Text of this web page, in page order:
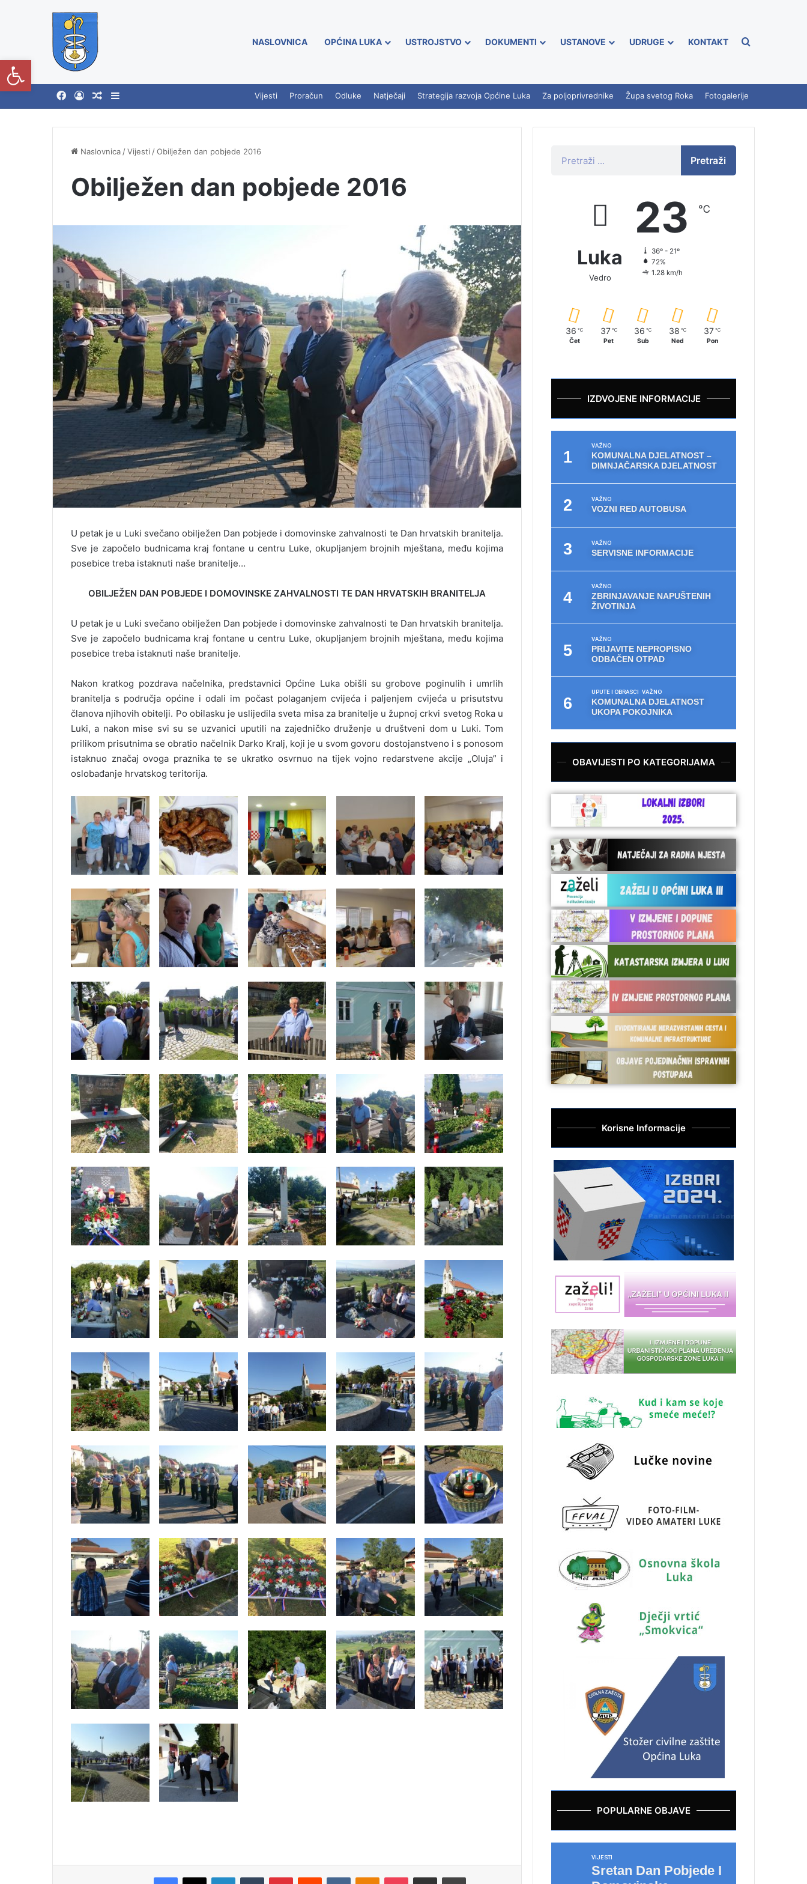
NASLOVNICA OPĆINA LUKA USTROJSTVO DOKUMENTI USTANOVE UDRUGE KONTAKT
Vijesti Proračun Odluke Natječaji Strategija razvoja Općine Luka Za poljoprivrednike Župa svetog Roka Fotogalerije
Naslovnica /Vijesti /Obilježen dan pobjede 2016
Obilježen dan pobjede 2016
U petak je u Luki svečano obilježen Dan pobjede i domovinske zahvalnosti te Dan hrvatskih branitelja.
Sve je započelo budnicama kraj fontane u centru Luke, okupljanjem brojnih mještana, među kojima
posebice treba istaknuti naše branitelje…
OBILJEŽEN DAN POBJEDE I DOMOVINSKE ZAHVALNOSTI TE DAN HRVATSKIH BRANITELJA
U petak je u Luki svečano obilježen Dan pobjede i domovinske zahvalnosti te Dan hrvatskih branitelja.
Sve je započelo budnicama kraj fontane u centru Luke, okupljanjem brojnih mještana, među kojima
posebice treba istaknuti naše branitelje.
Nakon kratkog pozdrava načelnika, predstavnici Općine Luka obišli su grobove poginulih i umrlih
branitelja s područja općine i odali im počast polaganjem cvijeća i paljenjem cvijeća u prisutstvu
članova njihovih obitelji. Po obilasku je uslijedila sveta misa za branitelje u župnoj crkvi svetog Roka u
Luki, a nakon mise svi su se uzvanici uputili na zajedničko druženje u društveni dom u Luki. Tom
prilikom prisutnima se obratio načelnik Darko Kralj, koji je u svom govoru dostojanstveno i s ponosom
istaknuo značaj ovoga praznika te se ukratko osvrnuo na tijek vojno redarstvene akcije „Oluja” i
oslobađanje hrvatskog teritorija.
Pretraži
Luka
Vedro
23 ℃
36º - 21º
72%
1.28 km/h
36 ℃
Čet
37 ℃
Pet
36 ℃
Sub
38 ℃
Ned
37 ℃
Pon
IZDVOJENE INFORMACIJE
VAŽNO
KOMUNALNA DJELATNOST –
DIMNJAČARSKA DJELATNOST
VAŽNO
VOZNI RED AUTOBUSA
VAŽNO
SERVISNE INFORMACIJE
VAŽNO
ZBRINJAVANJE NAPUŠTENIH
ŽIVOTINJA
VAŽNO
PRIJAVITE NEPROPISNO
ODBAČEN OTPAD
UPUTE I OBRASCI VAŽNO
KOMUNALNA DJELATNOST
UKOPA POKOJNIKA
OBAVIJESTI PO KATEGORIJAMA
Korisne Informacije
POPULARNE OBJAVE
VIJESTI
Sretan Dan Pobjede I
Open toolbar